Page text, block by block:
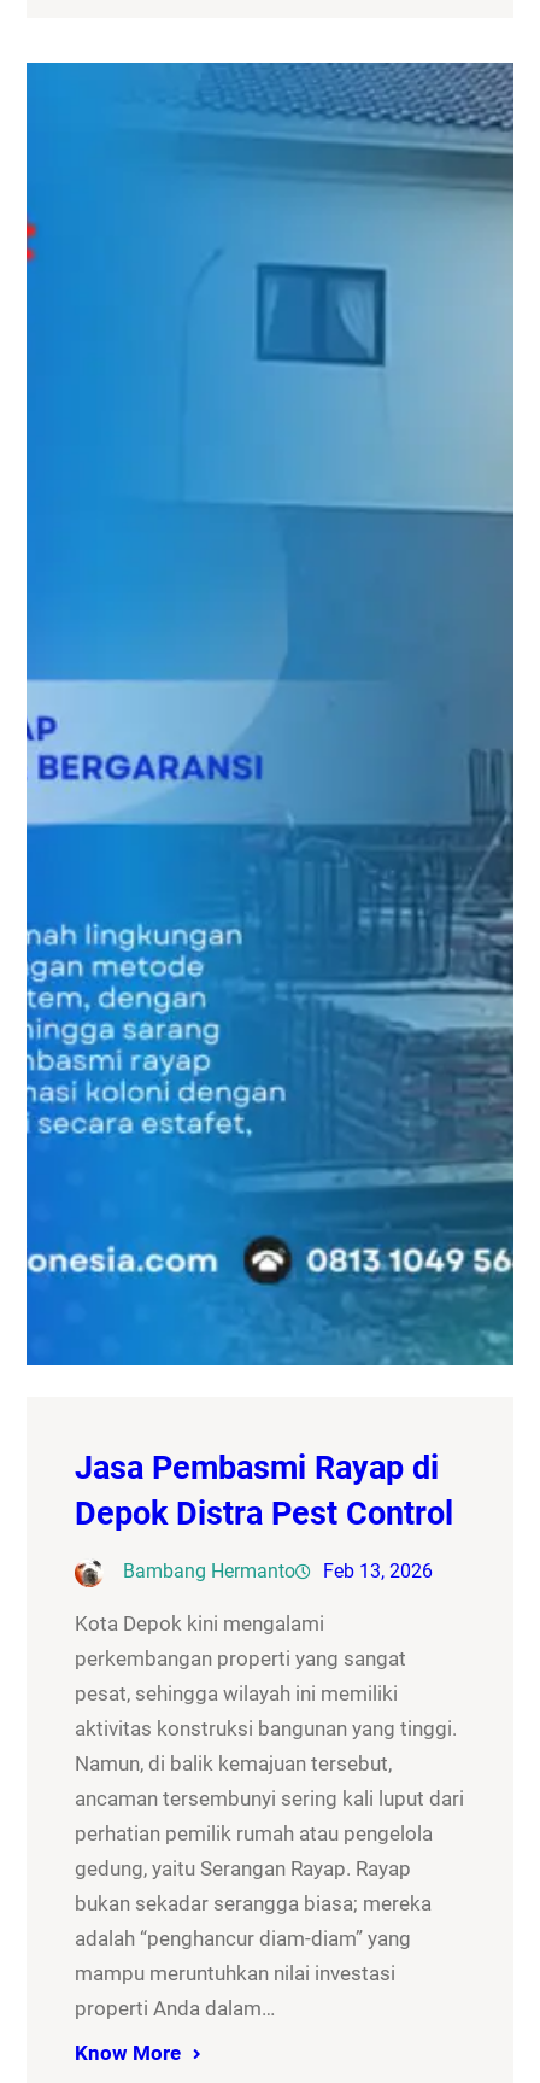
Jasa Pembasmi Rayap di
Depok Distra Pest Control
Bambang Hermanto Feb 13, 2026
Kota Depok kini mengalami
perkembangan properti yang sangat
pesat, sehingga wilayah ini memiliki
aktivitas konstruksi bangunan yang tinggi.
Namun, di balik kemajuan tersebut,
ancaman tersembunyi sering kali luput dari
perhatian pemilik rumah atau pengelola
gedung, yaitu Serangan Rayap. Rayap
bukan sekadar serangga biasa; mereka
adalah “penghancur diam-diam” yang
mampu meruntuhkan nilai investasi
properti Anda dalam…
Know More